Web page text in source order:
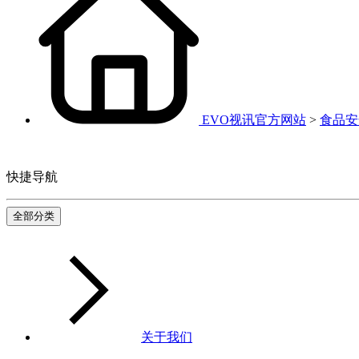
EVO视讯官方网站 > 食品
快捷导航
全部分类
关于我们